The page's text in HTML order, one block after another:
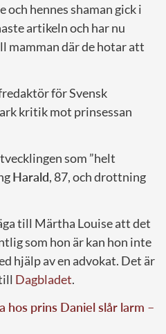
och hennes shaman gick i
artikeln och har nu
där de hotar att
för Svensk
kritik mot prinsessan
som ”helt
Harald, 87, och drottning
till Märtha Louise att det
som hon är kan hon inte
hjälp av en advokat. Det är
Dagbladet.
hos prins Daniel slår larm –